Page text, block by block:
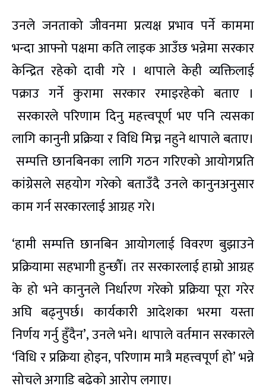
उनले जनताको जीवनमा प्रत्यक्ष प्रभाव पर्ने काममा
भन्दा आफ्नो पक्षमा कति लाइक आउँछ भन्नेमा सरकार
केन्द्रित रहेको दावी गरे । थापाले केही व्यक्तिलाई
पक्राउ गर्ने कुरामा सरकार रमाइरहेको बताए ।
सरकारले परिणाम दिनु महत्त्वपूर्ण भए पनि त्यसका
लागि कानुनी प्रक्रिया र विधि मिच्न नहुने थापाले बताए।
सम्पत्ति छानबिनका लागि गठन गरिएको आयोगप्रति
कांग्रेसले सहयोग गरेको बताउँदै उनले कानुनअनुसार
काम गर्न सरकारलाई आग्रह गरे।
‘हामी सम्पत्ति छानबिन आयोगलाई विवरण बुझाउने
प्रक्रियामा सहभागी हुन्छौँ। तर सरकारलाई हाम्रो आग्रह
के हो भने कानुनले निर्धारण गरेको प्रक्रिया पूरा गरेर
अघि बढ्नुपर्छ। कार्यकारी आदेशका भरमा यस्ता
निर्णय गर्नु हुँदैन’, उनले भने। थापाले वर्तमान सरकारले
‘विधि र प्रक्रिया होइन, परिणाम मात्रै महत्त्वपूर्ण हो’ भन्ने
सोचले अगाडि बढेको आरोप लगाए।